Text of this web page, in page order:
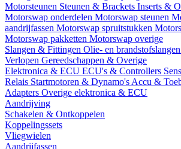
Motorsteunen Steunen & Brackets Inserts &
Motorswap onderdelen Motorswap steunen
aandrijfassen Motorswap spruitstukken
Motorswap pakketten Motorswap overige
Slangen & Fittingen Olie- en brandstofslangen
Verlopen Gereedschappen & Overige
Elektronica & ECU ECU's & Controllers
Relais Startmotoren & Dynamo's Accu &
Adapters Overige elektronica & ECU
Aandrijving
Schakelen & Ontkoppelen
Koppelingssets
Vliegwielen
Aandrijfassen